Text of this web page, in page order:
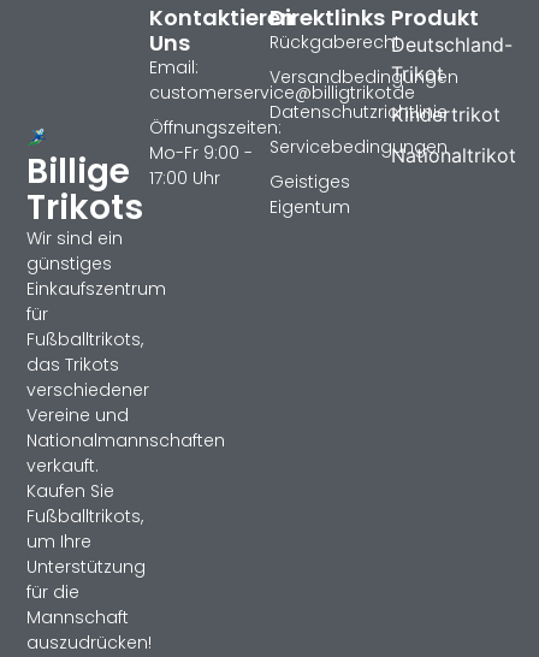
Billige
Trikots
Wir sind ein
günstiges
Einkaufszentrum
für
Fußballtrikots,
das Trikots
verschiedener
Vereine und
Nationalmannschaften
verkauft.
Kaufen Sie
Fußballtrikots,
um Ihre
Unterstützung
für die
Mannschaft
auszudrücken!
Produkt
Deutschland-
Trikot
Kindertrikot
Nationaltrikot
Direktlinks
Rückgaberecht
Versandbedingungen
Datenschutzrichtlinie
Servicebedingungen
Geistiges
Eigentum
Kontaktieren
Uns
Email:
customerservice@billigtrikotde
Öffnungszeiten:
Mo-Fr 9:00 -
17:00 Uhr